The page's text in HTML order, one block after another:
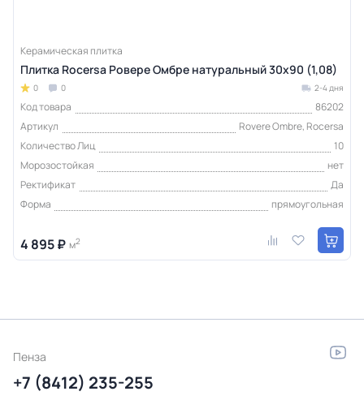
Керамическая плитка
Плитка Rocersa Ровере Омбре натуральный 30x90 (1,08)
0 0 2-4 дня
Код товара
86202
Артикул
Rovere Ombre, Rocersa
Количество Лиц
10
Морозостойкая
нет
Ректификат
Да
Форма
прямоугольная
4 895 ₽ м2
Пенза
+7 (8412) 235-255